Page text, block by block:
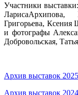
Участники
Григорьева, Ксения
и фотографы
Добровольская,
Архив выставок
Архив выставок